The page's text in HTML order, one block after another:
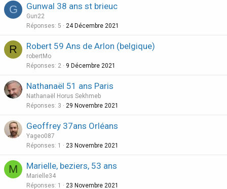
G Gunwal 38 ans st brieuc
Gun22
Réponses 5 24 Décembre 2021
R Robert 59 Ans de Arlon (belgique)
robertMo
Réponses 2 9 Décembre 2021
Nathanaël 51 ans Paris
Nathanaël Horus Sekhmeb
Réponses 3 29 Novembre 2021
Geoffrey 37ans Orléans
Yageo087
Réponses 1 23 Novembre 2021
M Marielle, beziers, 53 ans
Marielle34
Réponses 1 23 Novembre 2021